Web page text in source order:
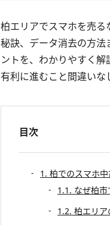
柏エリアでスマホを売
秘訣、データ消去の方法
ントを、わかりやすく
有利に進むこと間違いな
目次
1. 柏でのスマホ
1.1. なぜ柏
1.2. 柏エリ